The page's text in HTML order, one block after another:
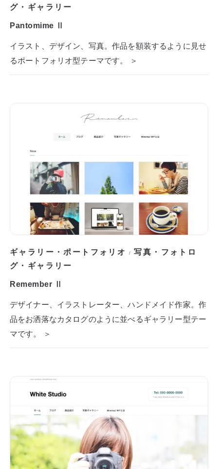
グ・ギャラリー
Pantomime Ⅱ
イラスト、デザイン、写真。作品を額装するように見せ
るポートフォリオ型テーマです。 ＞
ギャラリー・ポートフォリオ /写真・フォトロ
グ・ギャラリー
Remember Ⅱ
デザイナー、イラストレーター、ハンドメイド作家。作
品をお洒落なカタログのように並べるギャラリー型テー
マです。 ＞